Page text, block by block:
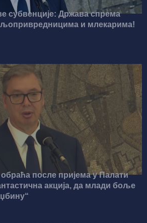
субвенције: Држава спрема
и млекарима!
после пријема у Палати
акција, да млади боље